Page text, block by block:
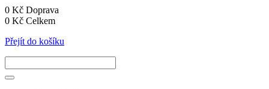
0 Kč Doprava
0 Kč Celkem
Přejít do košíku